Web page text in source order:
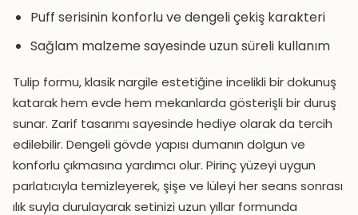
Puff serisinin konforlu ve dengeli çekiş karakteri
Sağlam malzeme sayesinde uzun süreli kullanım
Tulip formu, klasik nargile estetiğine incelikli bir dokunuş
katarak hem evde hem mekanlarda gösterişli bir duruş
sunar. Zarif tasarımı sayesinde hediye olarak da tercih
edilebilir. Dengeli gövde yapısı dumanın dolgun ve
konforlu çıkmasına yardımcı olur. Pirinç yüzeyi uygun
parlatıcıyla temizleyerek, şişe ve lüleyi her seans sonrası
ılık suyla durulayarak setinizi uzun yıllar formunda